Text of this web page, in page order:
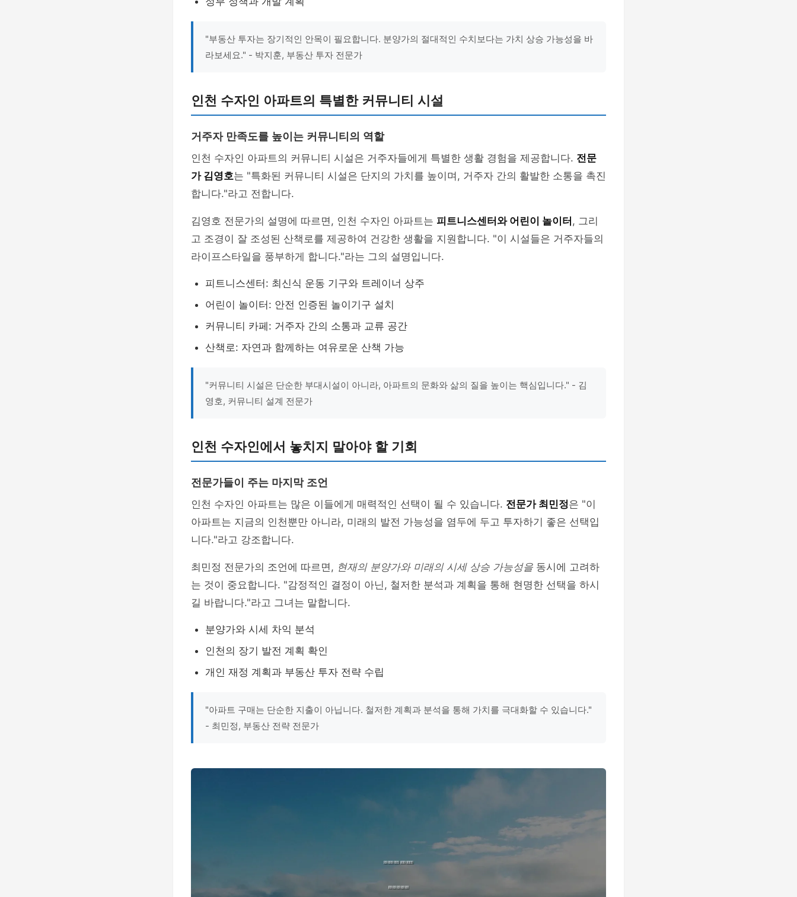
"부동산 투자는 장기적인 안목이 필요합니다. 분양가의 절대적인 수치보다는 가치 상승 가능성을 바
라보세요." - 박지훈, 부동산 투자 전문가
인천 수자인 아파트의 특별한 커뮤니티 시설
거주자 만족도를 높이는 커뮤니티의 역할
인천 수자인 아파트의 커뮤니티 시설은 거주자들에게 특별한 생활 경험을 제공합니다. 전문
가 김영호는 "특화된 커뮤니티 시설은 단지의 가치를 높이며, 거주자 간의 활발한 소통을 촉진
합니다."라고 전합니다.
김영호 전문가의 설명에 따르면, 인천 수자인 아파트는 피트니스센터와 어린이 놀이터 , 그리
고 조경이 잘 조성된 산책로를 제공하여 건강한 생활을 지원합니다. "이 시설들은 거주자들의
라이프스타일을 풍부하게 합니다."라는 그의 설명입니다.
피트니스센터: 최신식 운동 기구와 트레이너 상주
어린이 놀이터: 안전 인증된 놀이기구 설치
커뮤니티 카페: 거주자 간의 소통과 교류 공간
산책로: 자연과 함께하는 여유로운 산책 가능
"커뮤니티 시설은 단순한 부대시설이 아니라, 아파트의 문화와 삶의 질을 높이는 핵심입니다." - 김
영호, 커뮤니티 설계 전문가
인천 수자인에서 놓치지 말아야 할 기회
전문가들이 주는 마지막 조언
인천 수자인 아파트는 많은 이들에게 매력적인 선택이 될 수 있습니다. 전문가 최민정은 "이
아파트는 지금의 인천뿐만 아니라, 미래의 발전 가능성을 염두에 두고 투자하기 좋은 선택입
니다."라고 강조합니다.
최민정 전문가의 조언에 따르면, 현재의 분양가와 미래의 시세 상승 가능성을 동시에 고려하
는 것이 중요합니다. "감정적인 결정이 아닌, 철저한 분석과 계획을 통해 현명한 선택을 하시
길 바랍니다."라고 그녀는 말합니다.
분양가와 시세 차익 분석
인천의 장기 발전 계획 확인
개인 재정 계획과 부동산 투자 전략 수립
"아파트 구매는 단순한 지출이 아닙니다. 철저한 계획과 분석을 통해 가치를 극대화할 수 있습니다."
- 최민정, 부동산 전략 전문가